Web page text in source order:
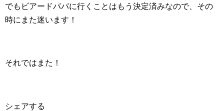
でもビアードパパに行くことはもう決定済みなので、その
時にまた迷います！
それではまた！
シェアする